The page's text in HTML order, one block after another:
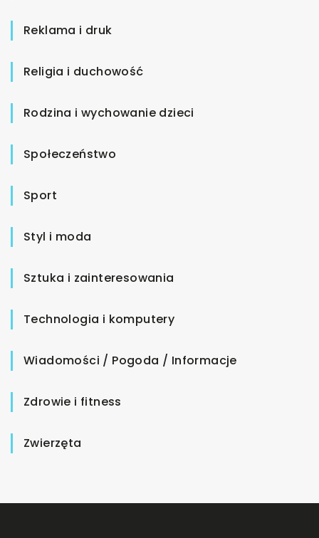
Reklama i druk
Religia i duchowość
Rodzina i wychowanie dzieci
Społeczeństwo
Sport
Styl i moda
Sztuka i zainteresowania
Technologia i komputery
Wiadomości / Pogoda / Informacje
Zdrowie i fitness
Zwierzęta